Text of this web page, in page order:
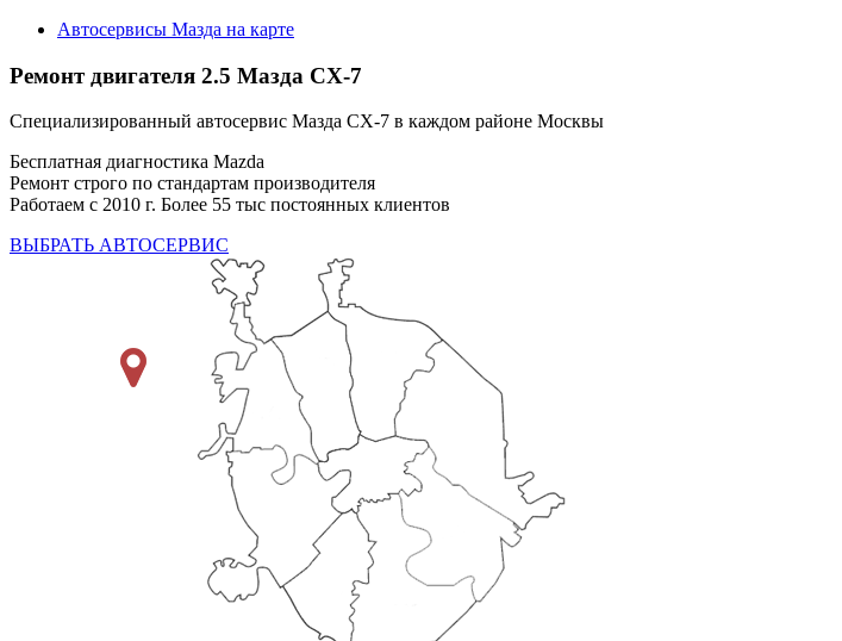
Автосервисы Мазда на карте
Ремонт двигателя 2.5 Мазда CX-7
Специализированный автосервис Мазда CX-7 в каждом районе Москвы
Бесплатная диагностика Mazda
Ремонт строго по стандартам производителя
Работаем с 2010 г. Более 55 тыс постоянных клиентов
ВЫБРАТЬ АВТОСЕРВИС